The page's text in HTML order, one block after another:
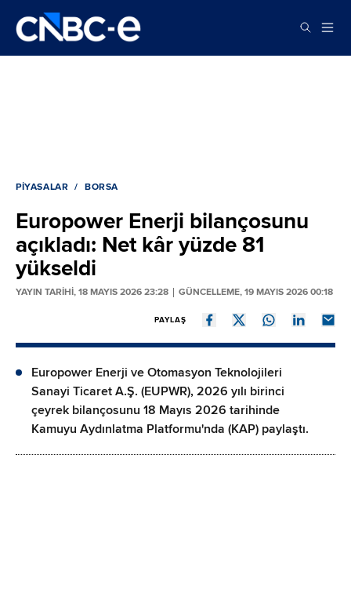
PIYASALAR BORSA
Europower Enerji bilançosunu
açıkladı: Net kâr yüzde 81
yükseldi
YAYIN TARİHİ, 18 MAYIS 2026 23:28 GÜNCELLEME, 19 MAYIS 2026 00:18
PAYLAŞ
Europower Enerji ve Otomasyon Teknolojileri
Sanayi Ticaret A.Ş. (EUPWR), 2026 yılı birinci
çeyrek bilançosunu 18 Mayıs 2026 tarihinde
Kamuyu Aydınlatma Platformu'nda (KAP) paylaştı.